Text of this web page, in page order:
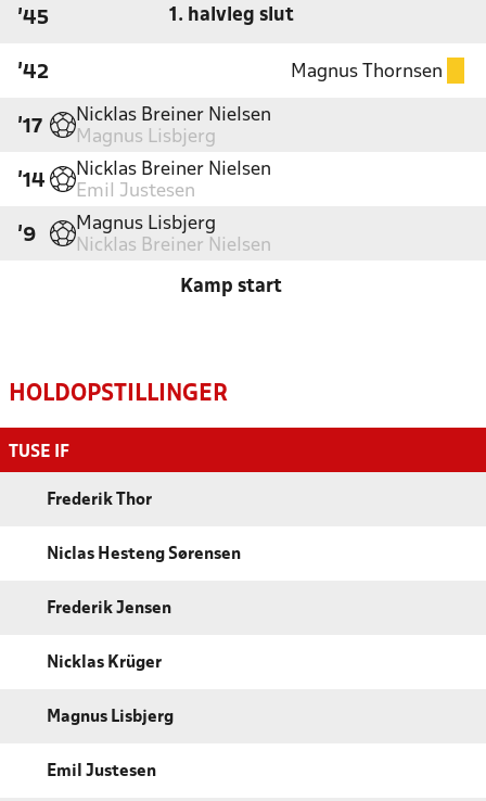
'45 1. halvleg slut
'42 Magnus Thornsen
'17
Nicklas Breiner Nielsen
Magnus Lisbjerg
'14
Nicklas Breiner Nielsen
Emil Justesen
'9
Magnus Lisbjerg
Nicklas Breiner Nielsen
Kamp start
HOLDOPSTILLINGER
TUSE IF
Frederik Thor
Niclas Hesteng Sørensen
Frederik Jensen
Nicklas Krüger
Magnus Lisbjerg
Emil Justesen